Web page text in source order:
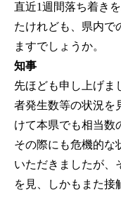
直近1週間落ち着き
たけれども、県内で
ますでしょうか。
知事
先ほども申し上げま
者発生数等の状況を
けて本県でも相当数
その際にも危機的な
いただきましたが、
を見、しかもまた接